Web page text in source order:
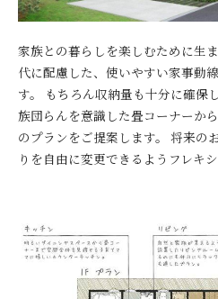
家族との暮らしを楽しむために生
代に配慮した、使いやすい家事動
す。 もちろん収納量も十分に確保
族団らんを意識した畳コーナーか
のプランをご提案します。 将来の
りを自由に変更できるようフレキ